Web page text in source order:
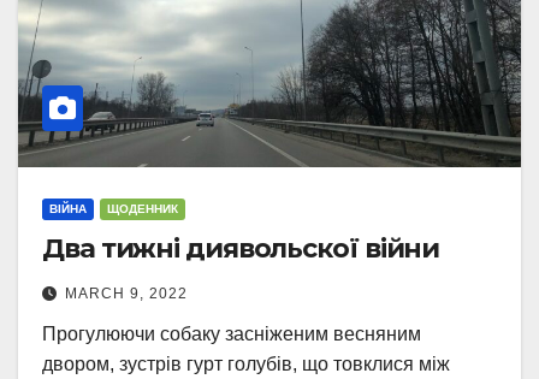
ВІЙНА ЩОДЕННИК
Два тижні диявольскої війни
MARCH 9, 2022
Прогулюючи собаку засніженим весняним
двором, зустрів гурт голубів, що товклися між